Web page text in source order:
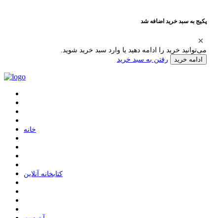
پکیج به سبد خرید اضافه شد
می‌توانید خرید را ادامه دهید یا وارد سبد خرید شوید.
ادامه خرید رفتن به سبد خرید
ﺧﺎﻧﻪ
ﮐﺘﺎﺑﺨﺎﻧﻪ ﺁﻧﻼﯾﻦ